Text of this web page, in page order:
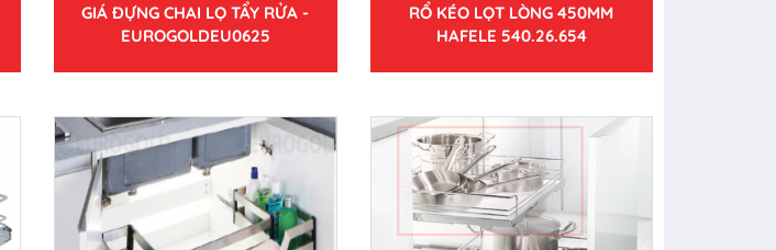
GIÁ ĐỰNG CHAI LỌ TẨY RỬA -
EUROGOLDEU0625
RỔ KÉO LỌT LÒNG 450MM
HAFELE 540.26.654